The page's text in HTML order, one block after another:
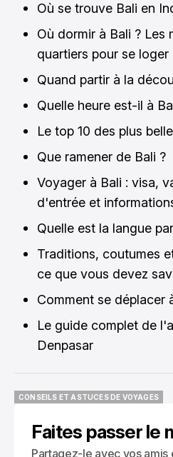
Où se trouve Bali en
Où dormir à Bali ? Les
quartiers pour se loger
Quand partir à la
Quelle heure est-il à
Le top 10 des plus
Que ramener de Bali ?
Voyager à Bali : visa,
d'entrée et
Quelle est la langue
Traditions, coutumes
ce que vous devez
Comment se déplacer
Le guide complet de
Denpasar
CONSEILS ET ASTUCES DE VOYAGES
Faites passer le
Partagez-le avec vos amis